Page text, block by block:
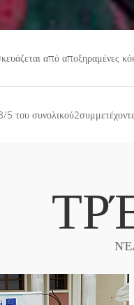
από αποξηραμένες
5 του